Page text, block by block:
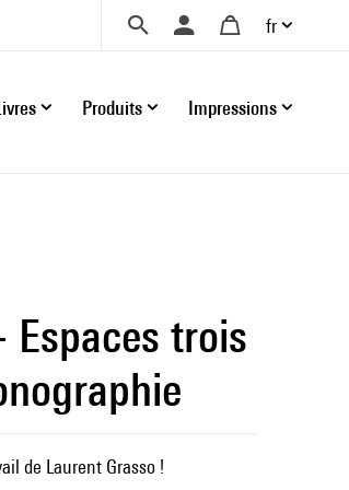
fr
Produits Impressions
Espaces trois
de Laurent Grasso !